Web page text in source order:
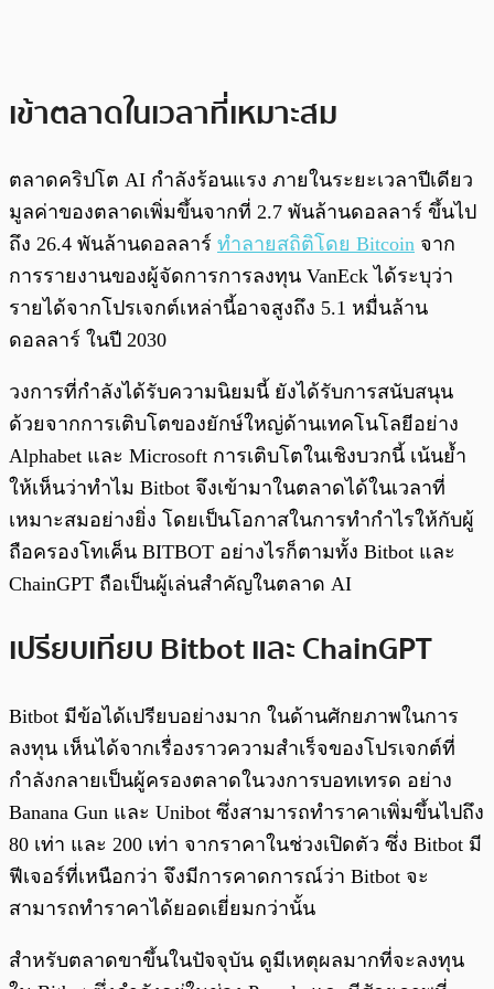
เข้าตลาดในเวลาที่เหมาะสม
ตลาดคริปโต AI กำลังร้อนแรง ภายในระยะเวลาปีเดียว
มูลค่าของตลาดเพิ่มขึ้นจากที่ 2.7 พันล้านดอลลาร์ ขึ้นไป
ถึง 26.4 พันล้านดอลลาร์ ทำลายสถิติโดย Bitcoin จาก
การรายงานของผู้จัดการการลงทุน VanEck ได้ระบุว่า
รายได้จากโปรเจกต์เหล่านี้อาจสูงถึง 5.1 หมื่นล้าน
ดอลลาร์ ในปี 2030
วงการที่กำลังได้รับความนิยมนี้ ยังได้รับการสนับสนุน
ด้วยจากการเติบโตของยักษ์ใหญ่ด้านเทคโนโลยีอย่าง
Alphabet และ Microsoft การเติบโตในเชิงบวกนี้ เน้นย้ำ
ให้เห็นว่าทำไม Bitbot จึงเข้ามาในตลาดได้ในเวลาที่
เหมาะสมอย่างยิ่ง โดยเป็นโอกาสในการทำกำไรให้กับผู้
ถือครองโทเค็น BITBOT อย่างไรก็ตามทั้ง Bitbot และ
ChainGPT ถือเป็นผู้เล่นสำคัญในตลาด AI
เปรียบเทียบ Bitbot และ ChainGPT
Bitbot มีข้อได้เปรียบอย่างมาก ในด้านศักยภาพในการ
ลงทุน เห็นได้จากเรื่องราวความสำเร็จของโปรเจกต์ที่
กำลังกลายเป็นผู้ครองตลาดในวงการบอทเทรด อย่าง
Banana Gun และ Unibot ซึ่งสามารถทำราคาเพิ่มขึ้นไปถึง
80 เท่า และ 200 เท่า จากราคาในช่วงเปิดตัว ซึ่ง Bitbot มี
ฟีเจอร์ที่เหนือกว่า จึงมีการคาดการณ์ว่า Bitbot จะ
สามารถทำราคาได้ยอดเยี่ยมกว่านั้น
สำหรับตลาดขาขึ้นในปัจจุบัน ดูมีเหตุผลมากที่จะลงทุน